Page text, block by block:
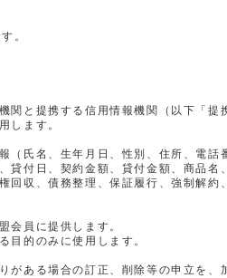
。
と提携する信用情報機関（以下「
します。
氏名、生年月日、性別、住所、電
付日、契約金額、貸付金額、商品名
収、債務整理、保証履行、強制解
会員に提供します。
目的のみに使用します。
ある場合の訂正、削除等の申立を